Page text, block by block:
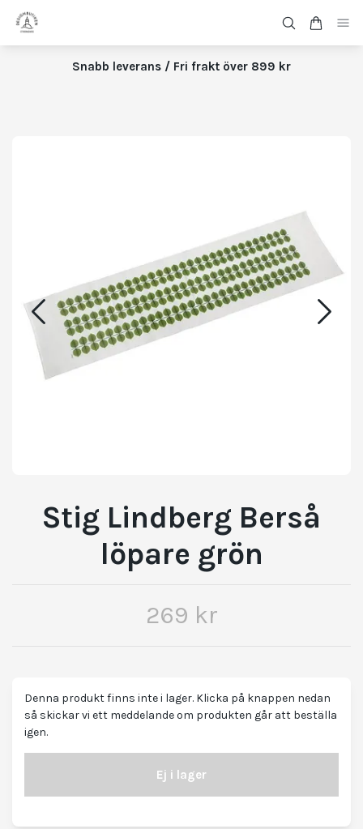
Snabb leverans / Fri frakt över 899 kr
Stig Lindberg Berså
löpare grön
269 kr
Denna produkt finns inte i lager. Klicka på knappen nedan
så skickar vi ett meddelande om produkten går att beställa
igen.
Ej i lager